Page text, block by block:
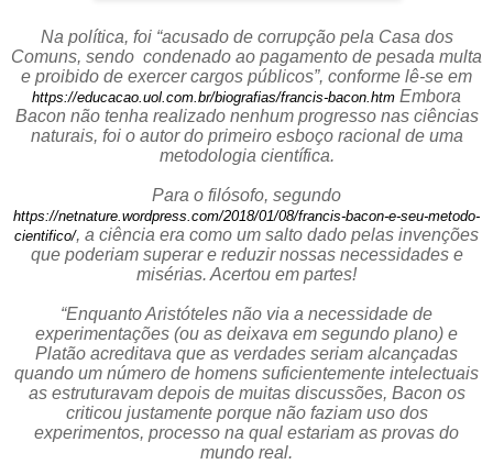
Na política, foi “acusado de corrupção pela Casa dos
Comuns, sendo condenado ao pagamento de pesada multa
e proibido de exercer cargos públicos”, conforme lê-se em
https://educacao.uol.com.br/biografias/francis-bacon.htm Embora
Bacon não tenha realizado nenhum progresso nas ciências
naturais, foi o autor do primeiro esboço racional de uma
metodologia científica.
Para o filósofo, segundo
https://netnature.wordpress.com/2018/01/08/francis-bacon-e-seu-metodo-
cientifico/, a ciência era como um salto dado pelas invenções
que poderiam superar e reduzir nossas necessidades e
misérias. Acertou em partes!
“Enquanto Aristóteles não via a necessidade de
experimentações (ou as deixava em segundo plano) e
Platão acreditava que as verdades seriam alcançadas
quando um número de homens suficientemente intelectuais
as estruturavam depois de muitas discussões, Bacon os
criticou justamente porque não faziam uso dos
experimentos, processo na qual estariam as provas do
mundo real.